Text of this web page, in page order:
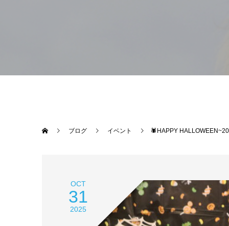
ブログ イベント 🕷HAPPY
OCT
31
2025